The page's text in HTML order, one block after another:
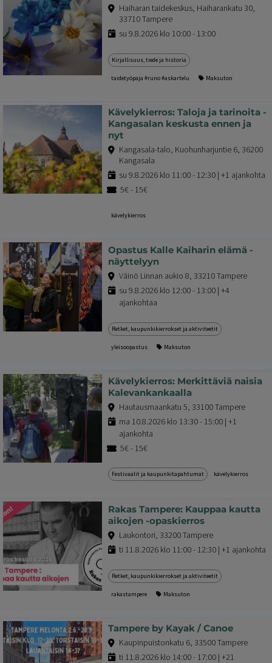
Haiharan taidekeskus, Haiharankatu 30,
33710 Tampere
su 9.8.2026 klo 10:00 - 13:00
Kirjallisuus, tiede ja historia
taidetyöpaja #runo #askartelu Maksuton
Kävelykierros: Taloja ja tarinoita -
Kangasalan keskusta ennen ja
nyt
Kangasala-talo, Kuohunharjuntie 6, 36200
Kangasala
su 9.8.2026 klo 11:00 - 12:30 | +1 ajankohta
5€ - 15€
kävelykierros
Opastus Kalle Kaiharin elämä -
näyttelyyn
Väinö Linnan aukio 8, 33210 Tampere
su 9.8.2026 klo 12:00 - 13:00 | +4
ajankohtaa
Retket, kaupunkikierrokset ja aktiviteetit
yleisoopastus Maksuton
Kävelykierros: Merkittäviä naisia
Kalevankankaalla
Hautausmaankatu 5, 33100 Tampere
ma 10.8.2026 klo 13:30 - 15:00 | +1
ajankohta
5€ - 15€
Festivaalit ja kaupunkitapahtumat kävelykierros
Rakas Tampere: Kauppaa kautta
aikojen -opaskierros
Laukontori, 33200 Tampere
ti 11.8.2026 klo 11:00 - 12:30 | +1 ajankohta
Retket, kaupunkikierrokset ja aktiviteetit
rakastampere Maksuton
Tampere by Kayak / Canoe
Kaupinpuistonkatu 6, 33500 Tampere
ti 11.8.2026 klo 14:00 - 17:00 | +21